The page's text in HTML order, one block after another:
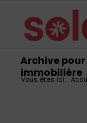
Archive
immobilière
Vous êtes ici :